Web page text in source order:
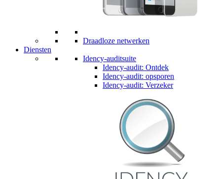
Draadloze netwerken
Diensten
Idency-auditsuite
Idency-audit: Ontdek
Idency-audit: opsporen
Idency-audit: Verzeker